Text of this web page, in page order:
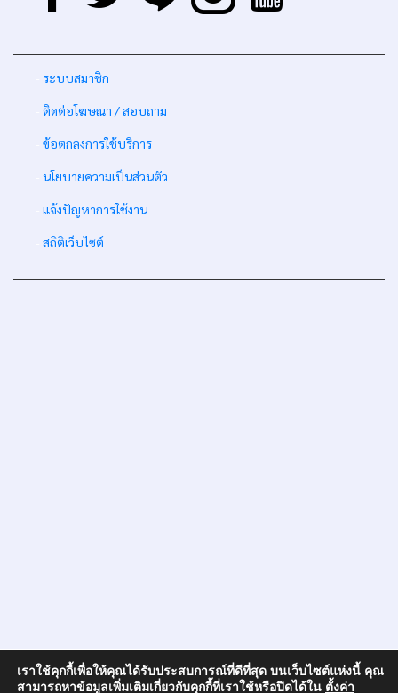
เราใช้คุกกี้เพื่อให้คุณได้รับประสบการณ์ที่ดีที่สุด บนเว็บไซต์แห่งนี้ คุณ
สามารถหาข้อมูลเพิ่มเติมเกี่ยวกับคุกกี้ที่เราใช้หรือปิดได้ใน ตั้งค่า
ระบบสมาชิก
ติดต่อโฆษณา / สอบถาม
ข้อตกลงการใช้บริการ
นโยบายความเป็นส่วนตัว
แจ้งปัญหาการใช้งาน
สถิติเว็บไซต์